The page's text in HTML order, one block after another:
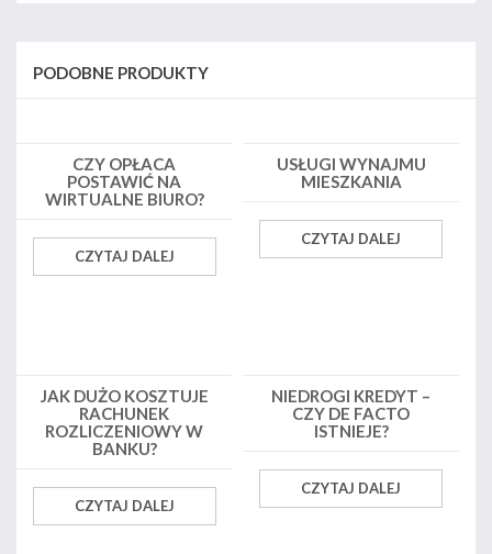
PODOBNE PRODUKTY
CZY OPŁACA
POSTAWIĆ NA
WIRTUALNE BIURO?
CZYTAJ DALEJ
USŁUGI WYNAJMU
MIESZKANIA
CZYTAJ DALEJ
JAK DUŻO KOSZTUJE
RACHUNEK
ROZLICZENIOWY W
BANKU?
CZYTAJ DALEJ
NIEDROGI KREDYT –
CZY DE FACTO
ISTNIEJE?
CZYTAJ DALEJ